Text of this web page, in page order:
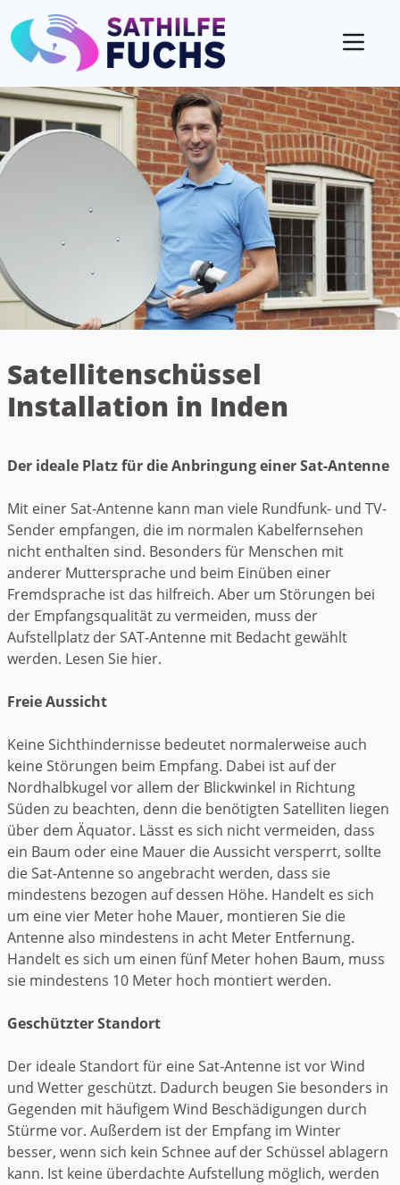
Satellitenschüssel
Installation in Inden
Der ideale Platz für die Anbringung einer Sat-Antenne
Mit einer Sat-Antenne kann man viele Rundfunk- und TV-
Sender empfangen, die im normalen Kabelfernsehen
nicht enthalten sind. Besonders für Menschen mit
anderer Muttersprache und beim Einüben einer
Fremdsprache ist das hilfreich. Aber um Störungen bei
der Empfangsqualität zu vermeiden, muss der
Aufstellplatz der SAT-Antenne mit Bedacht gewählt
werden. Lesen Sie hier.
Freie Aussicht
Keine Sichthindernisse bedeutet normalerweise auch
keine Störungen beim Empfang. Dabei ist auf der
Nordhalbkugel vor allem der Blickwinkel in Richtung
Süden zu beachten, denn die benötigten Satelliten liegen
über dem Äquator. Lässt es sich nicht vermeiden, dass
ein Baum oder eine Mauer die Aussicht versperrt, sollte
die Sat-Antenne so angebracht werden, dass sie
mindestens bezogen auf dessen Höhe. Handelt es sich
um eine vier Meter hohe Mauer, montieren Sie die
Antenne also mindestens in acht Meter Entfernung.
Handelt es sich um einen fünf Meter hohen Baum, muss
sie mindestens 10 Meter hoch montiert werden.
Geschützter Standort
Der ideale Standort für eine Sat-Antenne ist vor Wind
und Wetter geschützt. Dadurch beugen Sie besonders in
Gegenden mit häufigem Wind Beschädigungen durch
Stürme vor. Außerdem ist der Empfang im Winter
besser, wenn sich kein Schnee auf der Schüssel ablagern
kann. Ist keine überdachte Aufstellung möglich, werden